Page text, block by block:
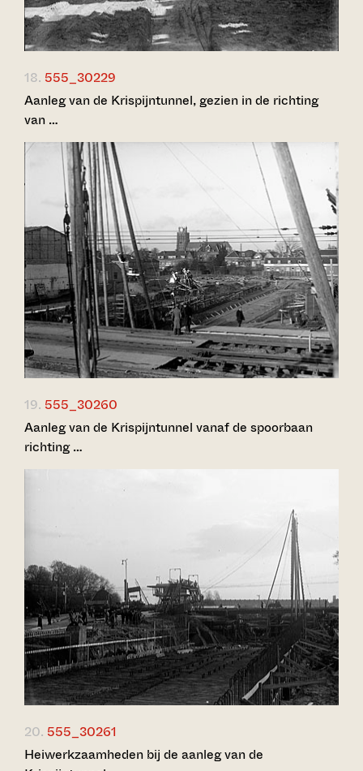
18. 555_30229
Aanleg van de Krispijntunnel, gezien in de richting
van …
19. 555_30260
Aanleg van de Krispijntunnel vanaf de spoorbaan
richting …
20. 555_30261
Heiwerkzaamheden bij de aanleg van de